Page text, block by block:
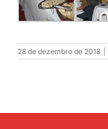
28 de dezembro de 2018